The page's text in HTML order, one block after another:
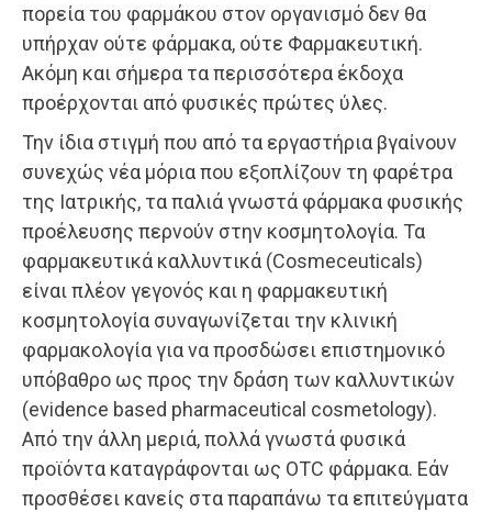
πορεία του φαρμάκου στον οργανισμό δεν θα
υπήρχαν ούτε φάρμακα, ούτε Φαρμακευτική.
Ακόμη και σήμερα τα περισσότερα έκδοχα
προέρχονται από φυσικές πρώτες ύλες.
Την ίδια στιγμή που από τα εργαστήρια βγαίνουν
συνεχώς νέα μόρια που εξοπλίζουν τη φαρέτρα
της Ιατρικής, τα παλιά γνωστά φάρμακα φυσικής
προέλευσης περνούν στην κοσμητολογία. Τα
φαρμακευτικά καλλυντικά (Cosmeceuticals)
είναι πλέον γεγονός και η φαρμακευτική
κοσμητολογία συναγωνίζεται την κλινική
φαρμακολογία για να προσδώσει επιστημονικό
υπόβαθρο ως προς την δράση των καλλυντικών
(evidence based pharmaceutical cosmetology).
Από την άλλη μεριά, πολλά γνωστά φυσικά
προϊόντα καταγράφονται ως OTC φάρμακα. Εάν
προσθέσει κανείς στα παραπάνω τα επιτεύγματα